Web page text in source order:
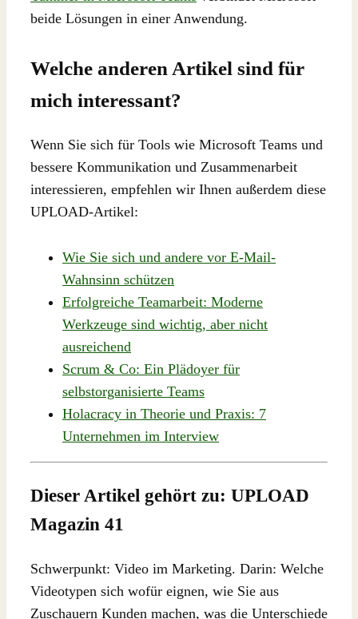
beide Lösungen in einer Anwendung.
Welche anderen Artikel sind für
mich interessant?
Wenn Sie sich für Tools wie Microsoft Teams und
bessere Kommunikation und Zusammenarbeit
interessieren, empfehlen wir Ihnen außerdem diese
UPLOAD-Artikel:
Wie Sie sich und andere vor E-Mail-
Wahnsinn schützen
Erfolgreiche Teamarbeit: Moderne
Werkzeuge sind wichtig, aber nicht
ausreichend
Scrum & Co: Ein Plädoyer für
selbstorganisierte Teams
Holacracy in Theorie und Praxis: 7
Unternehmen im Interview
Dieser Artikel gehört zu: UPLOAD
Magazin 41
Schwerpunkt: Video im Marketing. Darin: Welche
Videotypen sich wofür eignen, wie Sie aus
Zuschauern Kunden machen, was die Unterschiede